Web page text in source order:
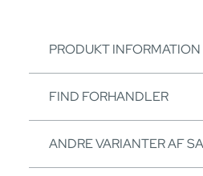
PRODUKT INFORMATION
FIND FORHANDLER
ANDRE VARIANTER AF